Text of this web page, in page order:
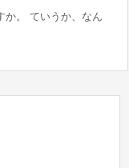
。 ていうか、なん